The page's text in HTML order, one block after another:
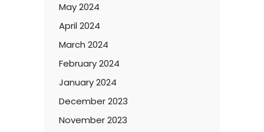
May 2024
April 2024
March 2024
February 2024
January 2024
December 2023
November 2023